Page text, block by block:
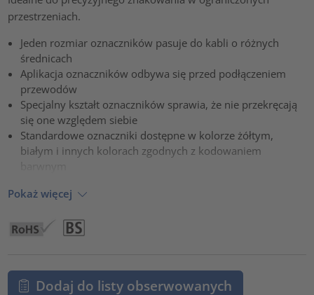
przestrzeniach.
Jeden rozmiar oznaczników pasuje do kabli o różnych
średnicach
Aplikacja oznaczników odbywa się przed podłączeniem
przewodów
Specjalny kształt oznaczników sprawia, że nie przekręcają
się one względem siebie
Standardowe oznaczniki dostępne w kolorze żółtym,
białym i innych kolorach zgodnych z kodowaniem
Pokaż więcej
Dodaj do listy obserwowanych